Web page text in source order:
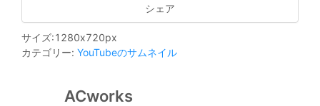
シェア
サイズ:1280x720px
カテゴリー: YouTubeのサムネイル
ACworks